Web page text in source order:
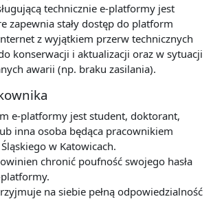
technicznie e-platformy jest
zapewnia stały dostęp do platform
z wyjątkiem przerw technicznych
konserwacji i aktualizacji oraz w sytuacji
awarii (np. braku zasilania).
e-platformy jest student, doktorant,
inna osoba będąca pracownikiem
w Katowicach.
chronić poufność swojego hasła
na siebie pełną odpowiedzialność